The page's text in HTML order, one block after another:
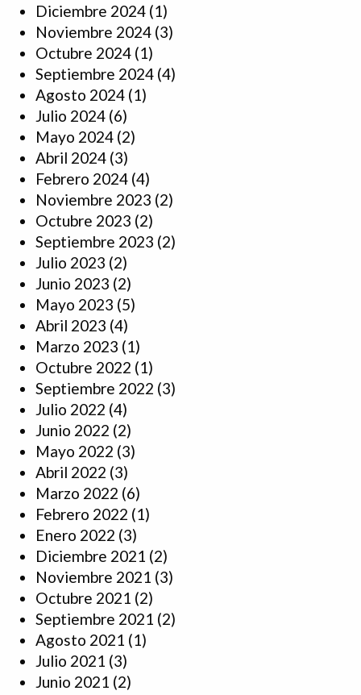
Diciembre 2024 (1)
Noviembre 2024 (3)
Octubre 2024 (1)
Septiembre 2024 (4)
Agosto 2024 (1)
Julio 2024 (6)
Mayo 2024 (2)
Abril 2024 (3)
Febrero 2024 (4)
Noviembre 2023 (2)
Octubre 2023 (2)
Septiembre 2023 (2)
Julio 2023 (2)
Junio 2023 (2)
Mayo 2023 (5)
Abril 2023 (4)
Marzo 2023 (1)
Octubre 2022 (1)
Septiembre 2022 (3)
Julio 2022 (4)
Junio 2022 (2)
Mayo 2022 (3)
Abril 2022 (3)
Marzo 2022 (6)
Febrero 2022 (1)
Enero 2022 (3)
Diciembre 2021 (2)
Noviembre 2021 (3)
Octubre 2021 (2)
Septiembre 2021 (2)
Agosto 2021 (1)
Julio 2021 (3)
Junio 2021 (2)